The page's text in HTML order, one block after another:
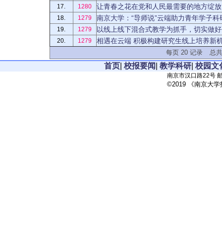
17. 1280 让青春之花在党和人民最需要的地方绽
18. 1279 南京大学：“导师说”云端助力青年学子科
19. 1279 以线上线下混合式教学为抓手，切实做
20. 1279 相遇在云端 积极构建研究生线上培养新
每页 20 记录 总
首页 校报要闻 教学科研 校园文
南京市汉口路22号
©2019 《南京大